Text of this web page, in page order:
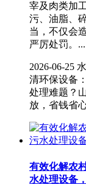
宰及肉类加
污、油脂、
当，不仅会
严厉处罚。...
2026-06-25
清环保设备
处理难题？
放，省钱省心
有效化解农
水处理设备